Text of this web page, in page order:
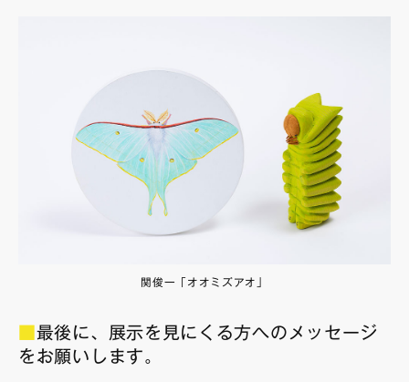
関俊一「オオミズアオ」
最後に、展示を見にくる方へのメッセージ
をお願いします。